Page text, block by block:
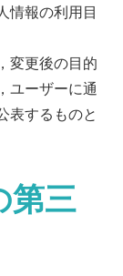
情報の利用目
変更後の目的
ユーザーに通
表するものと
第三